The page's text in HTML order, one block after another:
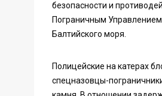
безопасности и
Пограничным
Балтийского моря.
Полицейские на катерах
спецназовцы-